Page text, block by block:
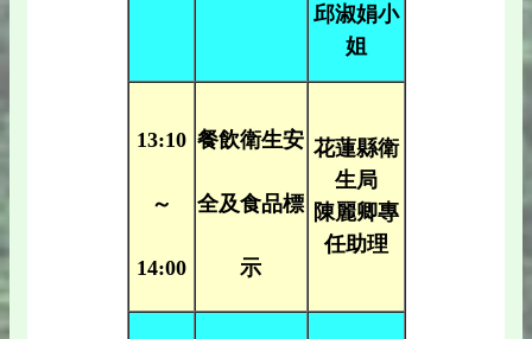
邱淑娟小
姐
13:10
～
14:00
餐飲衛生安
全及食品標
示
花蓮縣衛
生局
陳麗卿專
任助理